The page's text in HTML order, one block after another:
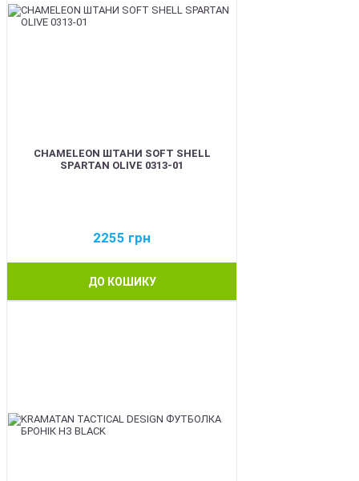
CHAMELEON ШТАНИ SOFT SHELL
SPARTAN OLIVE 0313-01
2255 грн
ДО КОШИКУ